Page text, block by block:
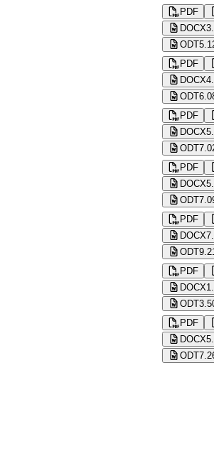
PDF
DOCX
ODT
PDF
DOCX
ODT
PDF
DOCX
ODT
PDF
DOCX
ODT
PDF
DOCX
ODT
PDF
DOCX
ODT
PDF
DOCX
ODT